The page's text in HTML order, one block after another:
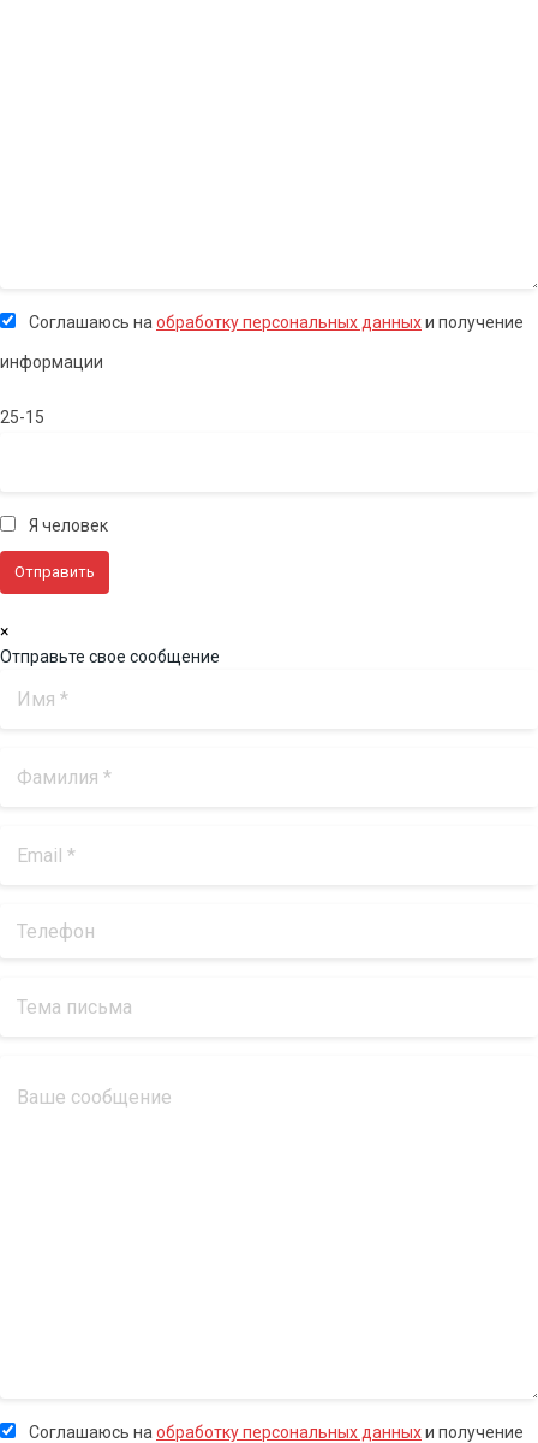
Соглашаюсь наобработку персональных данныхи получение
информации
25-15
Я человек
×
Отправьте свое сообщение
Соглашаюсь на обработку персональных данныхи получение